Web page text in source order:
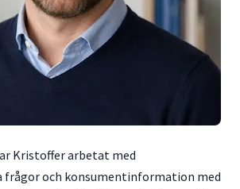
Kristoffer arbetat med
frågor och konsumentinformation med